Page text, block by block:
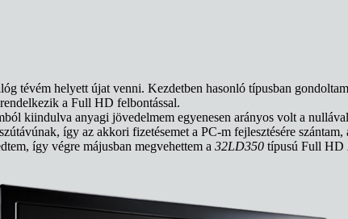
tévém helyett újat venni. Kezdetben hasonló típusban
a Full HD felbontással.
kiindulva anyagi jövedelmem egyenesen arányos volt a
így az akkori fizetésemet a PC-m fejlesztésére
így végre májusban megvehettem a 32LD350 típusú Full HD